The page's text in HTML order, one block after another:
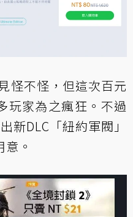
怪不怪，但這次百元
玩家為之瘋狂。不過
新DLC「紐約軍閥」
。